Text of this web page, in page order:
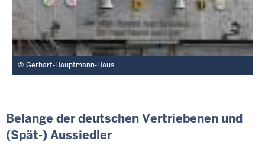
Gerhart-Hauptmann-Haus
Belange der deutschen Vertriebenen und
(Spät-) Aussiedler